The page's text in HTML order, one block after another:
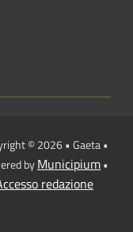
© 2026 • Gaeta •
byMunicipium•
redazione